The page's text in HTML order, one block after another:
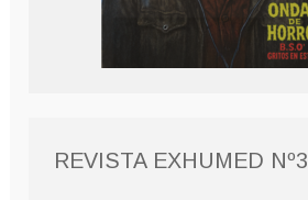
REVISTA EXHUMED Nº3